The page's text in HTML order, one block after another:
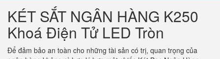
KÉT SẮT NGÂN HÀNG K250
Khoá Điện Tử LED Tròn
Để đảm bảo an toàn cho những tài sản có trị, quan trọng của